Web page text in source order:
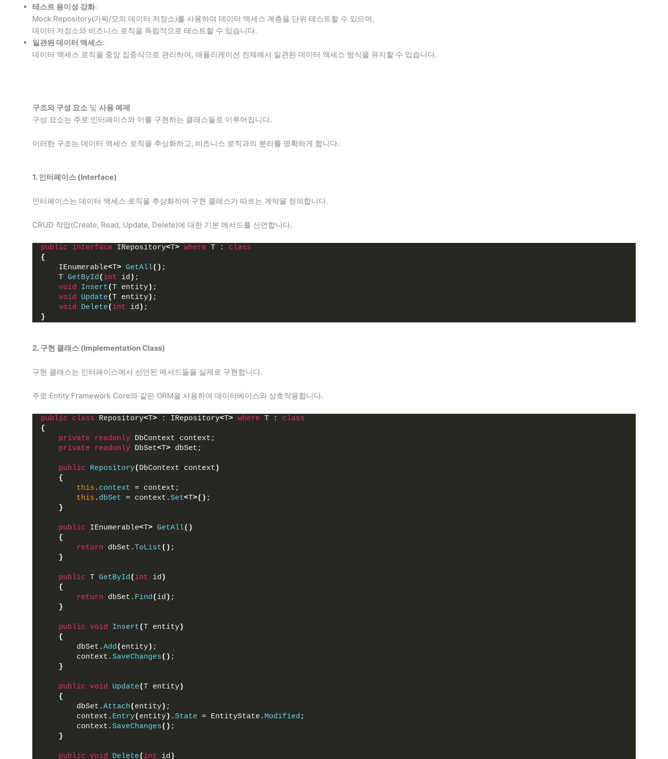
테스트 용이성 강화:
Mock Repository(가짜/모의 데이터 저장소)를 사용하여 데이터 액세스 계층을 단위 테스트할 수 있으며,
데이터 저장소와 비즈니스 로직을 독립적으로 테스트할 수 있습니다.
일관된 데이터 액세스:
데이터 액세스 로직을 중앙 집중식으로 관리하여, 애플리케이션 전체에서 일관된 데이터 액세스 방식을 유지할 수 있습니다.
구조와 구성 요소 및 사용 예제
구성 요소는 주로 인터페이스와 이를 구현하는 클래스들로 이루어집니다.
이러한 구조는 데이터 액세스 로직을 추상화하고, 비즈니스 로직과의 분리를 명확하게 합니다.
1. 인터페이스 (Interface)
인터페이스는 데이터 액세스 로직을 추상화하여 구현 클래스가 따르는 계약을 정의합니다.
CRUD 작업(Create, Read, Update, Delete)에 대한 기본 메서드를 선언합니다.
public interface IRepository<T> where T : class
{
    IEnumerable
<T> GetAll() ;
    T
GetById( int id ) ;
void
Insert(T entity) ;
void
Update(T entity) ;
void
Delete( int id ) ;
}
2. 구현 클래스 (Implementation Class)
구현 클래스는 인터페이스에서 선언된 메서드들을 실제로 구현합니다.
주로 Entity Framework Core와 같은 ORM을 사용하여 데이터베이스와 상호작용합니다.
public class Repository<T> : IRepository<T> where T : class
{
private
readonly DbContext context;
private
readonly DbSet<T> dbSet;
public Repository( DbContext context )
{
this . context = context;
this . dbSet = context.Set<T>() ;
}
public IEnumerable<T> GetAll()
{
return dbSet.ToList() ;
}
public T GetById( int id )
{
return dbSet. Find( id ) ;
}
public void Insert(T entity)
{
        dbSet.
Add( entity) ;
        context.
SaveChanges() ;
}
public void Update(T entity)
{
        dbSet.
Attach( entity) ;
        context.
Entry( entity) .State = EntityState. Modified ;
        context.
SaveChanges() ;
}
public void Delete( int id )